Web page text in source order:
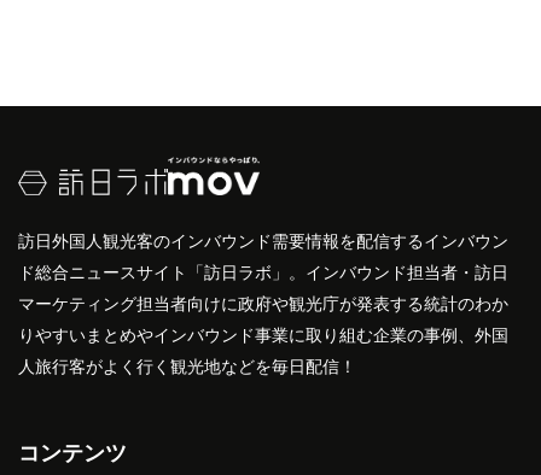
訪日外国人観光客のインバウンド需要情報を配信するインバウン
ド総合ニュースサイト「訪日ラボ」。インバウンド担当者・訪日
マーケティング担当者向けに政府や観光庁が発表する統計のわか
りやすいまとめやインバウンド事業に取り組む企業の事例、外国
人旅行客がよく行く観光地などを毎日配信！
コンテンツ